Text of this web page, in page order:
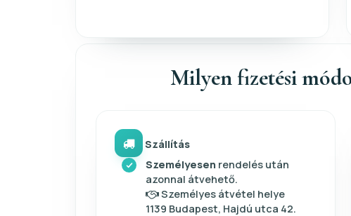
Milyen fizetési
Szállítás
Személyesen rendelés után
azonnal átvehető.
Személyes átvétel helye
1139 Budapest, Hajdú utca 42.